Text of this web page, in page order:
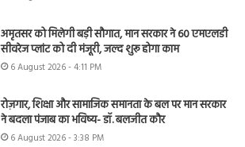
अमृतसर को मिलेगी बड़ी सौगात, मान सरकार ने 60 एमएलडी
सीवरेज प्लांट को दी मंजूरी, जल्द शुरू होगा काम
6 August 2026 - 4:11 PM
रोज़गार, शिक्षा और सामाजिक समानता के बल पर मान सरकार
ने बदला पंजाब का भविष्य- डॉ. बलजीत कौर
6 August 2026 - 3:38 PM